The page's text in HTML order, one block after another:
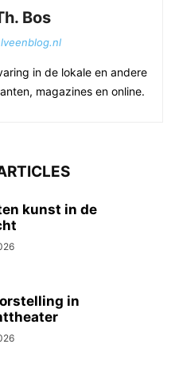
Bos
in de lokale en andere
magazines en online.
kunst in de
in